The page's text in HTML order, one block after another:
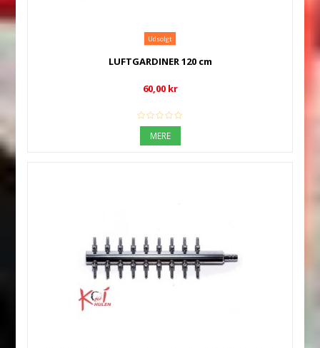
Udsolgt
LUFTGARDINER 120 cm
60,00 kr
MERE